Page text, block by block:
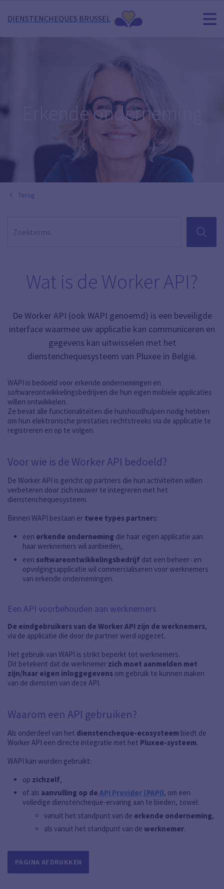
DIENSTENCHEQUES BRUSSEL
Erkende onderneming
Terug
ZOEKEN
Wat is de Worker API?
De Worker API (ook WAPI genoemd) is een beveiligde
interface waarmee uw applicatie kan communiceren en
gegevens kan uitwisselen met het
dienstenchequesysteem van Pluxee in België.
WAPI is bedoeld voor erkende ondernemingen en
softwareontwikkelingsbedrijven die hun eigen mobiele applicaties
willen ontwikkelen.
Ze bevat alle functionaliteiten die huishoudhulpen nodig hebben
om hun elektronische prestaties rechtstreeks via de applicatie te
registreren en op te volgen.
Voor wie is de Worker API bedoeld?
De Worker API is gericht op partners die hun activiteiten willen
verbeteren door zich nauwer te integreren met het
dienstenchequesysteem.
Binnen WAPI bestaan er twee types partners:
een erkende onderneming die haar eigen applicatie aan
haar werknemers wil aanbieden,
een softwareontwikkelingsbedrijf dat een beheer- en
opvolgingsapplicatie wil commercialiseren voor werknemers
van erkende ondernemingen.
Een API voorbehouden aan werknemers
De eindgebruikers van de Worker API zijn de werknemers,
via de applicatie die door de partner werd opgezet.
Het gebruik van WAPI is strikt beperkt tot werknemers.
Dit betekent dat de werknemer zich moet aanmelden met
zijn/haar eigen inloggegevens om gebruik te kunnen maken
van de diensten van deze API.
Waarom een API gebruiken?
Als onderdeel van het dienstencheque-ecosysteem biedt de
Worker API een directe integratie met het Pluxee-systeem.
WAPI kan worden gebruikt:
op zichzelf,
of als aanvulling op de API Provider (PAPI), om een
volledige dienstencheque-ervaring aan te bieden, zowel:
vanuit het standpunt van de erkende onderneming,
als vanuit het standpunt van de werknemer.
PAGINA AFDRUKKEN